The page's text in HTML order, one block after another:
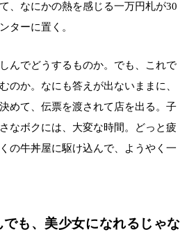
、なにかの熱を感じる一万円札が30
ターに置く。
んでどうするものか。でも、これで
のか。なにも答えが出ないままに、
めて、伝票を渡されて店を出る。子
なボクには、大変な時間。どっと疲
の牛丼屋に駆け込んで、ようやく一
も、美少女になれるじゃな